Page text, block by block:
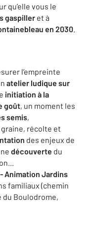
qu’elle vous le
gaspiller et à
en 2030
l’empreinte
atelier ludique sur
initiation à la
goût, un moment les
semis,
graine, récolte et
des enjeux de
découverte du
- Animation Jardins
familiaux (chemin
du Boulodrome,